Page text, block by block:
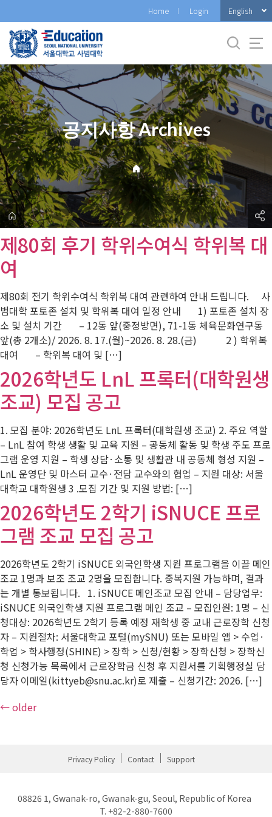
로
메
뉴
Home Login English
공지사항 Archives
제80회 후기 학위수여식 학위복 대
여
제80회 전기 학위수여식 학위복 대여 관련하여 안내 드립니다. 사
범대학 포토존 설치 및 학위복 대여 일정 안내 1) 포토존 설치 장
소 및 설치 기간 – 12동 앞(중정방면), 71-1동 체육문화연구동
앞(총 2개소)/ 2026. 8. 17.(월)~2026. 8. 28.(금) 2 ) 학위복
대여 – 학위복 대여 및 […]
2026학년도 LnL 프록터(대학원생
조교) 모집 공고
1. 모집 분야: 2026학년도 LnL 프록터(대학원생 조교) 2. 주요 역할
– LnL 참여 학생 생활 및 교육 지원 – 공동체 활동 및 학생 주도 프로
그램 운영 지원 – 학생 상담·소통 및 생활관 내 공동체 형성 지원 –
LnL 운영단 및 마스터 교수·전담 교수와의 협업 – 지원 대상: 서울
대학교 대학원생 3 .모집 기간 및 지원 방법: […]
2026학년도 2학기 iSNUCE 프로
그램 조교 모집 공고
2026학년도 2학기 iSNUCE 외국인학생 지원 프로그램을 이끌 메인
조교 1명과 보조 조교 2명을 모집합니다. 중복지원 가능하며, 결과
는 개별 통보됩니다. 1. iSNUCE 메인조교 모집 안내 – 담당업무:
iSNUCE 외국인학생 지원 프로그램 메인 조교 – 모집인원: 1명 – 신
청대상: 2026학년도 2학기 등록 예정 재학생 중 교내 근로장학 신청
자 – 지원절차: 서울대학교 포털(mySNU) 또는 모바일 앱 > 수업·
학업 > 학사행정(SHINE) > 장학 > 신청/현황 > 장학신청 > 장학신
청 신청가능 목록에서 근로장학금 신청 후 지원서를 기획행정실 담
당자 이메일(kittyeb@snu.ac.kr)로 제출 – 신청기간: 2026. […]
←older
Privacy Policy Contact Support
08826 1, Gwanak-ro, Gwanak-gu, Seoul, Republic of Korea
T. +82-2-880-7600